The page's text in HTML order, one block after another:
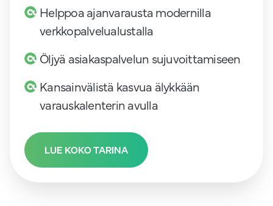
Helppoa ajanvarausta modernilla
verkkopalvelualustalla
Öljyä asiakaspalvelun sujuvoittamiseen
Kansainvälistä kasvua älykkään
varauskalenterin avulla
LUE KOKO TARINA